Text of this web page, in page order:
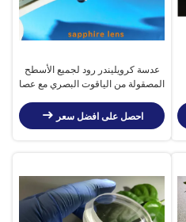
عدسة كرويليندر رود لجميع الأسطح
المصقولة من الياقوت البصري مع عصا
احصل على افضل سعر